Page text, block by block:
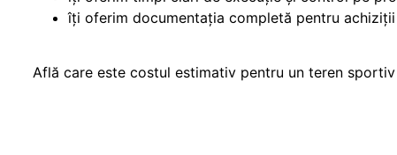
îți oferim documentația completă pentru
Află care este costul estimativ pentru un teren